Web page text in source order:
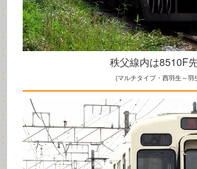
秩父線内は8510F
(マルチタイプ・西羽生～羽